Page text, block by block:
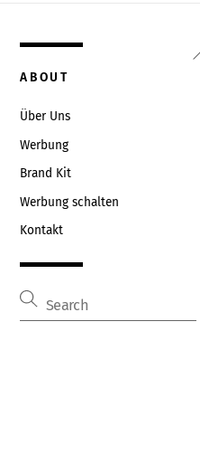
ABOUT
Über Uns
Werbung
Brand Kit
Werbung schalten
Kontakt